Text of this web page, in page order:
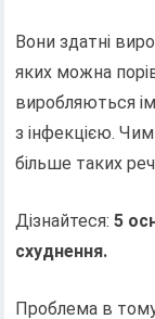
Вони здатні
яких можна
виробляються
з інфекцією.
більше таких
Дізнайтеся: 5
схуднення.
Проблема в